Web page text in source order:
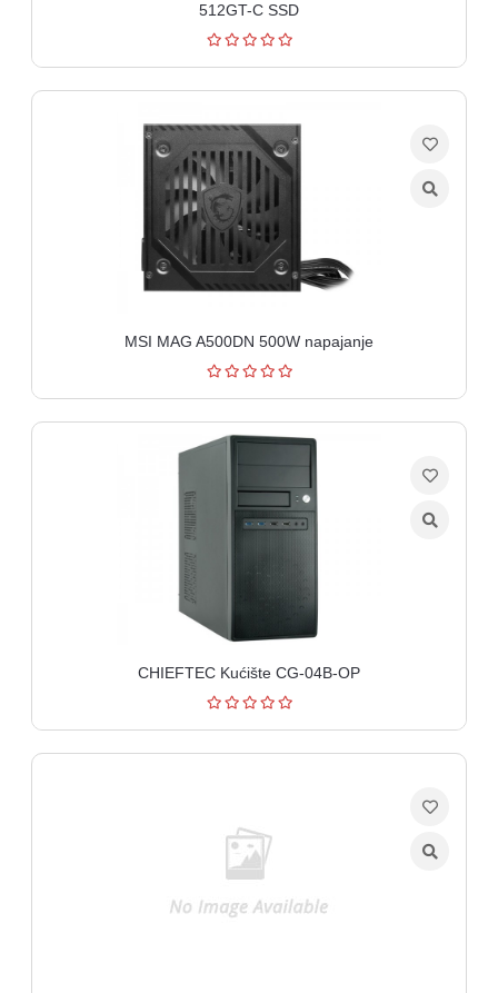
512GT-C SSD
MSI MAG A500DN 500W napajanje
CHIEFTEC Kućište CG-04B-OP